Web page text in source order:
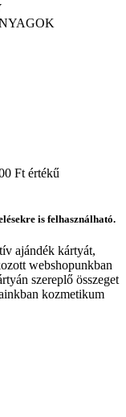
Ft értékű
is felhasználható.
ajándék kártyát,
webshopunkban
szereplő összeget
kozmetikum